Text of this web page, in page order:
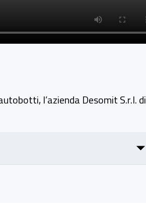
l’azienda Desomit S.r.l. di